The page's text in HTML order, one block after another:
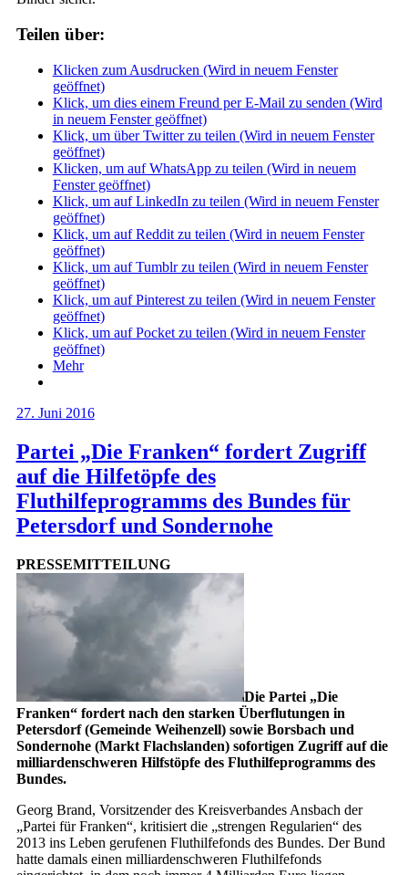
Teilen über:
Klicken zum Ausdrucken (Wird in neuem Fenster
geöffnet)
Klick, um dies einem Freund per E-Mail zu senden (Wird
in neuem Fenster geöffnet)
Klick, um über Twitter zu teilen (Wird in neuem Fenster
geöffnet)
Klicken, um auf WhatsApp zu teilen (Wird in neuem
Fenster geöffnet)
Klick, um auf LinkedIn zu teilen (Wird in neuem Fenster
geöffnet)
Klick, um auf Reddit zu teilen (Wird in neuem Fenster
geöffnet)
Klick, um auf Tumblr zu teilen (Wird in neuem Fenster
geöffnet)
Klick, um auf Pinterest zu teilen (Wird in neuem Fenster
geöffnet)
Klick, um auf Pocket zu teilen (Wird in neuem Fenster
geöffnet)
Mehr
27. Juni 2016
Partei „Die Franken“ fordert Zugriff
auf die Hilfetöpfe des
Fluthilfeprogramms des Bundes für
Petersdorf und Sondernohe
PRESSEMITTEILUNG
Die Partei „Die
Franken“ fordert nach den starken Überflutungen in
Petersdorf (Gemeinde Weihenzell) sowie Borsbach und
Sondernohe (Markt Flachslanden) sofortigen Zugriff auf die
milliardenschweren Hilfstöpfe des Fluthilfeprogramms des
Bundes.
Georg Brand, Vorsitzender des Kreisverbandes Ansbach der
„Partei für Franken“, kritisiert die „strengen Regularien“ des
2013 ins Leben gerufenen Fluthilfefonds des Bundes. Der Bund
hatte damals einen milliardenschweren Fluthilfefonds